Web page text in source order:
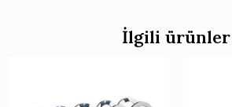
İlgili ürünler